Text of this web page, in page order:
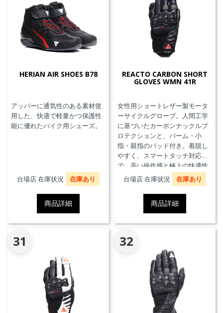
HERIAN AIR SHOES B78
アッパーに通気性のある素材使
用した、快適で軽量かつ保護性
能に優れたバイク用シューズ。
台場店 在庫状況 在庫あり
商品詳細
REACTO CARBON SHORT
GLOVES WMN 41R
女性用ショートレザー製モータ
ーサイクルグローブ。人間工学
に基づいたカーボンナックルプ
ロテクションと、パーム・小
指・親指のパッド付き。着脱し
やすく、スマートタッチ対応
で、高い操作感と極上の快適性
を実現。
台場店 在庫状況 在庫あり
商品詳細
31 32